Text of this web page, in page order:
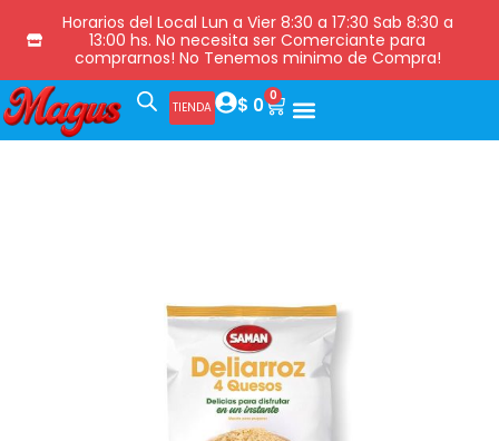
Horarios del Local Lun a Vier 8:30 a 17:30 Sab 8:30 a
13:00 hs. No necesita ser Comerciante para
comprarnos! No Tenemos minimo de Compra!
TIENDA $ 0 0